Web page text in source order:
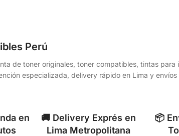
Perú
de toner originales, toner compatibles, tintas
especializada, delivery rápido en Lima y
en
🚚 Delivery Exprés en
Lima Metropolitana
📦